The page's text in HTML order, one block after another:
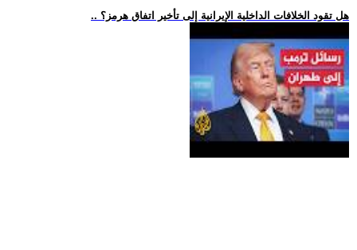
.. هل تقود الخلافات الداخلية الإيرانية إلى تأخير اتفاق هرمز؟